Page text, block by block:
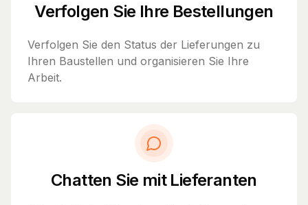
Verfolgen Sie Ihre Bestellungen
Verfolgen Sie den Status der Lieferungen zu
Ihren Baustellen und organisieren Sie Ihre
Arbeit.
Chatten Sie mit Lieferanten